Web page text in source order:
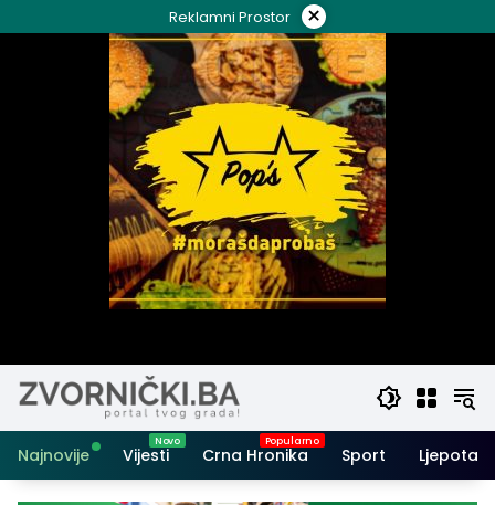
to
Reklamni Prostor ×
Najnovije Vijesti Crna Hronika Sport Ljepota i